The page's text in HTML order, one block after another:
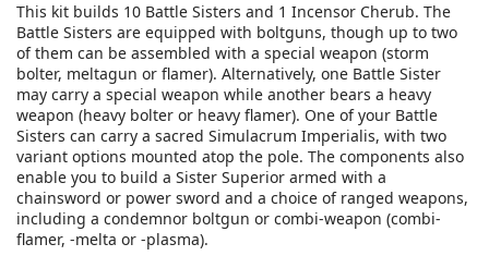
This kit builds 10 Battle Sisters and 1 Incensor Cherub. The
Battle Sisters are equipped with boltguns, though up to two
of them can be assembled with a special weapon (storm
bolter, meltagun or flamer). Alternatively, one Battle Sister
may carry a special weapon while another bears a heavy
weapon (heavy bolter or heavy flamer). One of your Battle
Sisters can carry a sacred Simulacrum Imperialis, with two
variant options mounted atop the pole. The components also
enable you to build a Sister Superior armed with a
chainsword or power sword and a choice of ranged weapons,
including a condemnor boltgun or combi-weapon (combi-
flamer, -melta or -plasma).